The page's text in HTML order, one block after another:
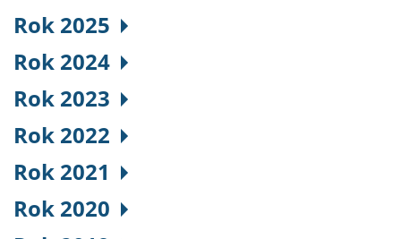
Rok 2025
Rok 2024
Rok 2023
Rok 2022
Rok 2021
Rok 2020